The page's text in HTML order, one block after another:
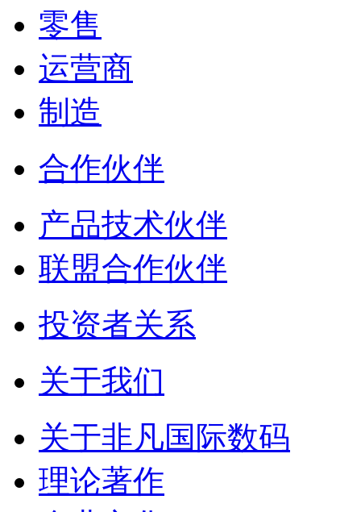
零售
运营商
制造
合作伙伴
产品技术伙伴
联盟合作伙伴
投资者关系
关于我们
关于非凡国际数码
理论著作